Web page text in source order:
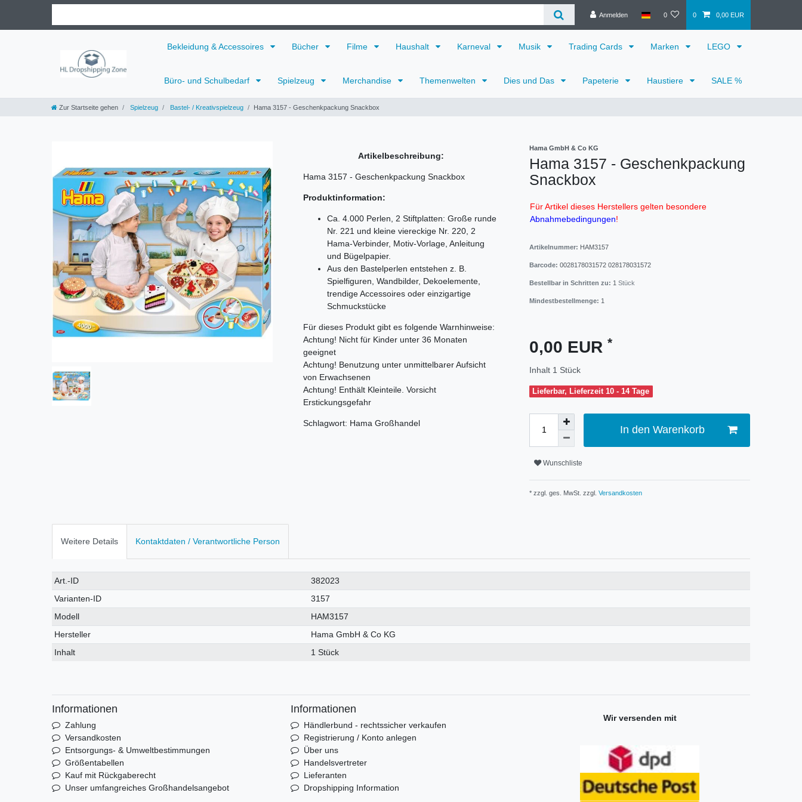
Anmelden 0 0 0,00 EUR
Bekleidung & Accessoires Bücher Filme Haushalt Karneval Musik Trading Cards Marken LEGO
Büro- und Schulbedarf Spielzeug Merchandise Themenwelten Dies und Das Papeterie Haustiere SALE %
Zur Startseite gehen Spielzeug Bastel- / Kreativspielzeug Hama 3157 - Geschenkpackung Snackbox
Artikelbeschreibung:
Hama 3157 - Geschenkpackung Snackbox
Produktinformation:
Ca. 4.000 Perlen, 2 Stiftplatten: Große runde
Nr. 221 und kleine viereckige Nr. 220, 2
Hama-Verbinder, Motiv-Vorlage, Anleitung
und Bügelpapier.
Aus den Bastelperlen entstehen z. B.
Spielfiguren, Wandbilder, Dekoelemente,
trendige Accessoires oder einzigartige
Schmuckstücke
Für dieses Produkt gibt es folgende Warnhinweise:
Achtung! Nicht für Kinder unter 36 Monaten
geeignet
Achtung! Benutzung unter unmittelbarer Aufsicht
von Erwachsenen
Achtung! Enthält Kleinteile. Vorsicht
Erstickungsgefahr
Schlagwort: Hama Großhandel
Hama GmbH & Co KG
Hama 3157 - Geschenkpackung
Snackbox
Für Artikel dieses Herstellers gelten besondere
Abnahmebedingungen!
Artikelnummer: HAM3157
Barcode: 0028178031572 028178031572
Bestellbar in Schritten zu: 1 Stück
Mindestbestellmenge: 1
0,00 EUR *
Inhalt 1 Stück
Lieferbar, Lieferzeit 10 - 14 Tage
In den Warenkorb
Wunschliste
* zzgl. ges. MwSt. zzgl. Versandkosten
Weitere Details Kontaktdaten / Verantwortliche Person
Technisches
Merkmal
Wert
Art.-ID
382023
Varianten-ID
3157
Modell
HAM3157
Hersteller
Hama GmbH & Co KG
Inhalt
1 Stück
Informationen
Zahlung
Versandkosten
Entsorgungs- & Umweltbestimmungen
Größentabellen
Kauf mit Rückgaberecht
Unser umfangreiches Großhandelsangebot
Informationen
Händlerbund - rechtssicher verkaufen
Registrierung / Konto anlegen
Über uns
Handelsvertreter
Lieferanten
Dropshipping Information
Wir versenden mit